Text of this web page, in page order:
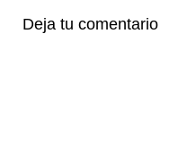
Deja tu comentario